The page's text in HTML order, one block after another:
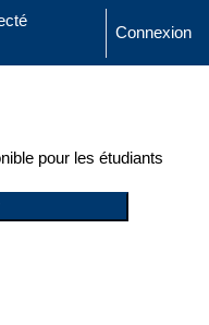
Connexion
pour les étudiants